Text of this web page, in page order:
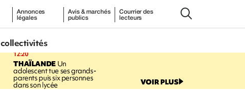
Annonces
légales
Avis & marchés
publics
Courrier des
lecteurs
collectivités
12:20
THAÏLANDEUn
adolescent tue ses grands-
parents puis six personnes
dans son lycée VOIR PLUS